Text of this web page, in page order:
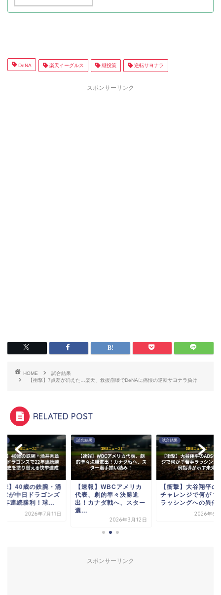
DeNA 楽天イーグルス 継投策 逆転サヨナラ
スポンサーリンク
HOME
試合結果
【衝撃】7点差が消えた…楽天、救援崩壊でDeNAに痛恨の逆転サヨナラ負け
RELATED POST
撃】40歳の鉄腕・涌
章が中日ドラゴンズ
年連続勝利！球...
2026年7月11日
試合結果
【速報】WBCアメリカ
代表、劇的準々決勝進
出！カナダ戦へ、スター
選...
2026年3月12日
試合結果
【衝撃】大谷翔平の
チャレンジで何が？
ラッシングへの異例
2026年6
スポンサーリンク